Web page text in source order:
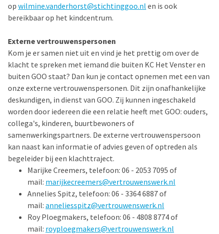
op wilmine.vanderhorst@stichtinggoo.nl en is ook
bereikbaar op het kindcentrum.
Externe vertrouwenspersonen
Kom je er samen niet uit en vind je het prettig om over de
klacht te spreken met iemand die buiten KC Het Venster en
buiten GOO staat? Dan kun je contact opnemen met een van
onze externe vertrouwenspersonen. Dit zijn onafhankelijke
deskundigen, in dienst van GOO. Zij kunnen ingeschakeld
worden door iedereen die een relatie heeft met GOO: ouders,
collega's, kinderen, buurtbewoners of
samenwerkingspartners. De externe vertrouwenspersoon
kan naast kan informatie of advies geven of optreden als
begeleider bij een klachttraject.
Marijke Creemers, telefoon: 06 - 2053 7095 of
mail: marijkecreemers@vertrouwenswerk.nl
Annelies Spitz, telefoon: 06 - 3364 6887 of
mail: anneliesspitz@vertrouwenswerk.nl
Roy Ploegmakers, telefoon: 06 - 4808 8774 of
mail: royploegmakers@vertrouwenswerk.nl